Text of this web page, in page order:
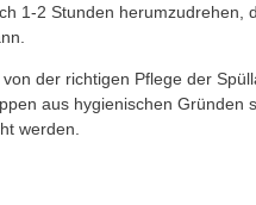
1-2 Stunden herumzudrehen,
der richtigen Pflege der
aus hygienischen Gründen
werden.